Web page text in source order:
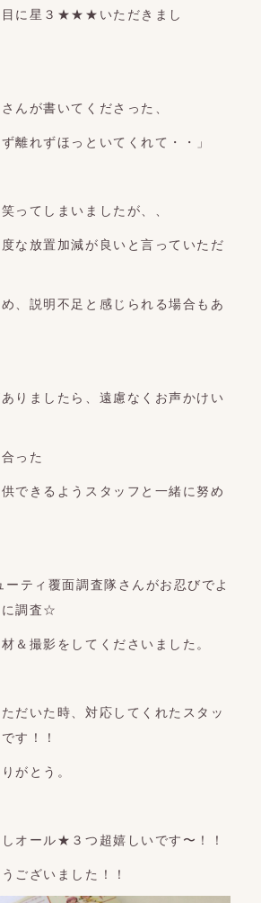
目に星３★★★いただきまし
んが書いてくださった、
離れずほっといてくれて・・」
ってしまいましたが、、
な放置加減が良いと言っていただ
、説明不足と感じられる場合もあ
りましたら、遠慮なくお声かけい
った
できるようスタッフと一緒に努め
ティ覆面調査隊さんがお忍びでよ
に調査☆
＆撮影をしてくださいました。
だいた時、対応してくれたスタッ
す！！
がとう。
オール★３つ超嬉しいです〜！！
ございました！！